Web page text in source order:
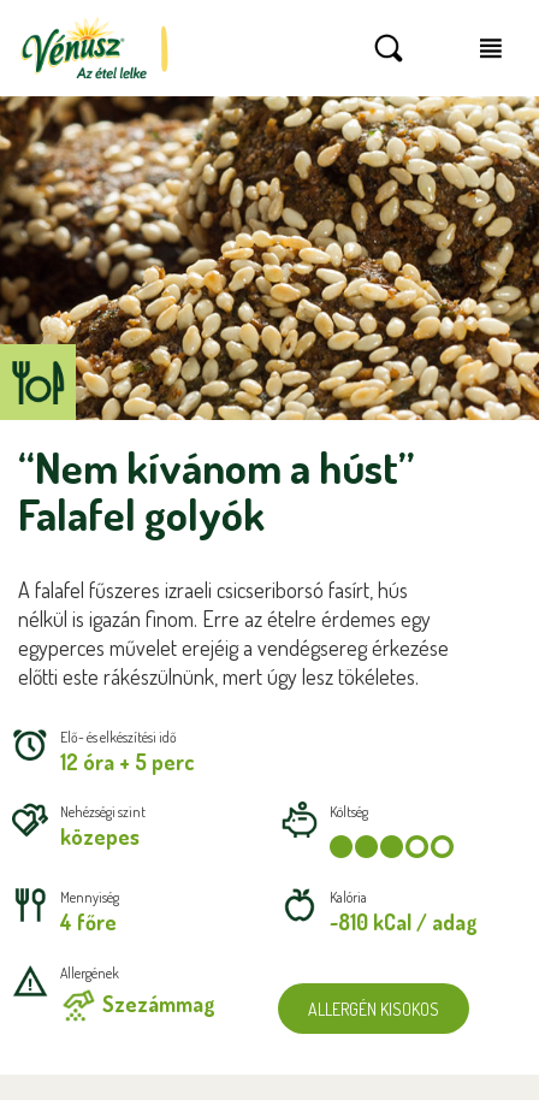
“Nem kívánom a húst”
Falafel golyók
A falafel fűszeres izraeli csicseriborsó fasírt, hús
nélkül is igazán finom. Erre az ételre érdemes egy
egyperces művelet erejéig a vendégsereg érkezése
előtti este rákészülnünk, mert úgy lesz tökéletes.
Elő- és elkészítési idő
12 óra + 5 perc
Nehézségi szint
közepes
Költség
Mennyiség
4 főre
Kalória
~810 kCal / adag
Allergének
Szezámmag ALLERGÉN KISOKOS